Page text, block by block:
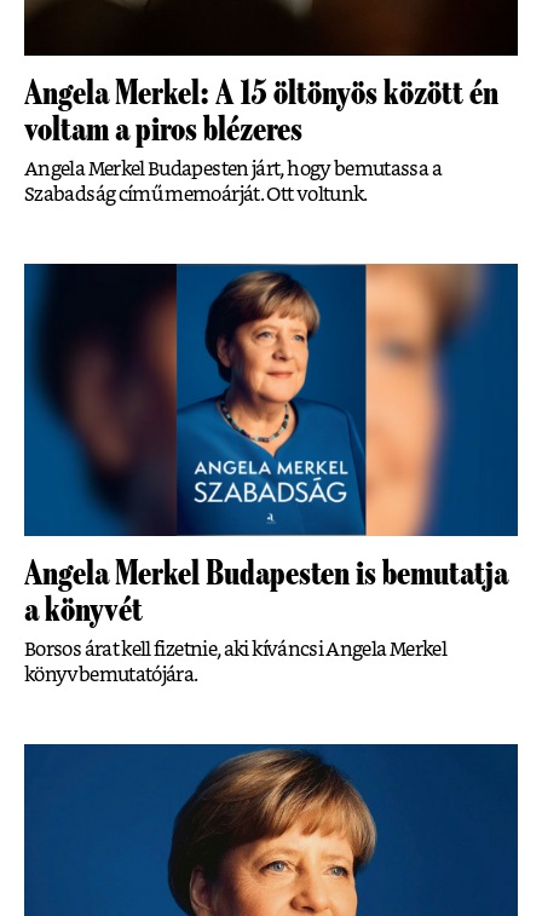
Angela Merkel: A 15 öltönyös között én
voltam a piros blézeres
Angela Merkel Budapesten járt, hogy bemutassa a
Szabadság című memoárját. Ott voltunk.
Angela Merkel Budapesten is bemutatja
a könyvét
Borsos árat kell fizetnie, aki kíváncsi Angela Merkel
könyvbemutatójára.